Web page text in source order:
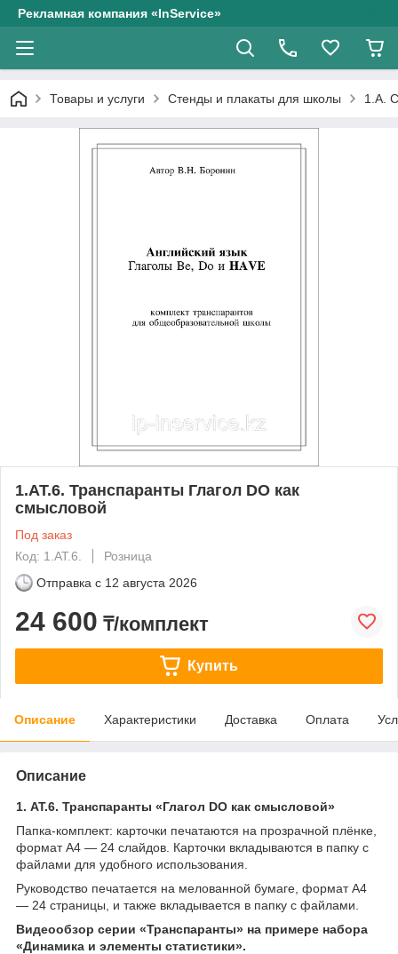
Рекламная компания «InService»
Товары и услуги Стенды и плакаты для школы 1.А.
1.АТ.6. Транспаранты Глагол DO как
смысловой
Под заказ
Код: 1.АТ.6.
Розница
Отправка с 12 августа 2026
24 600 ₸/комплект
Купить
Описание Характеристики Доставка Оплата
Описание
1. АТ.6. Транспаранты «Глагол DO как смысловой»
Папка-комплект: карточки печатаются на прозрачной плёнке,
формат А4 — 24 слайдов. Карточки вкладываются в папку с
файлами для удобного использования.
Руководство печатается на мелованной бумаге, формат А4
— 24 страницы, и также вкладывается в папку с файлами.
Видеообзор серии «Транспаранты» на примере набора
«Динамика и элементы статистики».